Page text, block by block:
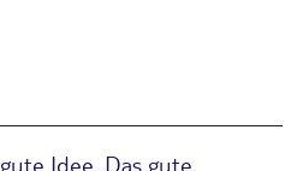
Idee. Das gute,